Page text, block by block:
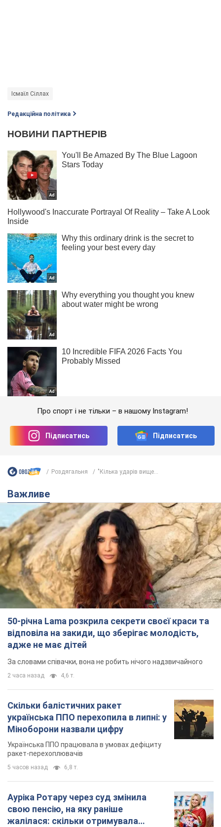
Ісмаїл Сіллах
Редакційна політика
Про спорт і не тільки – в нашому Instagram!
Підписатись Підписатись
Роздягальня "Кiлька ударів вище...
Важливе
50-річна Lama розкрила секрети своєї краси та
відповіла на закиди, що зберігає молодість,
адже не має дітей
За словами співачки, вона не робить нічого надзвичайного
2 часа назад 4,6 т.
Скільки балістичних ракет
українська ППО перехопила в липні: у
Міноборони назвали цифру
Українська ППО працювала в умовах дефіциту
ракет-перехоплювачів
5 часов назад 6,8 т.
Ауріка Ротару через суд змінила
свою пенсію, на яку раніше
жалілася: скільки отримувала